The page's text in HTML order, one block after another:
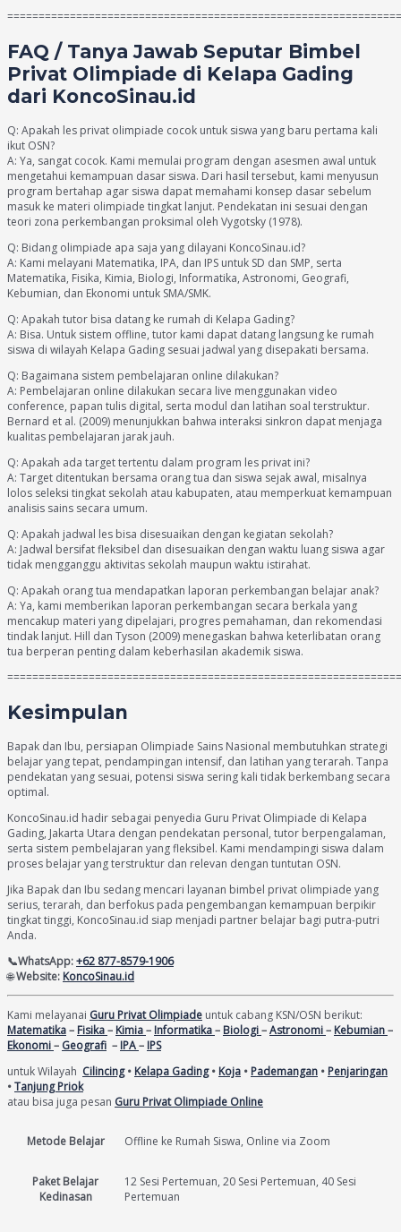
FAQ / Tanya Jawab Seputar Bimbel
Privat Olimpiade di Kelapa Gading
dari KoncoSinau.id
Q: Apakah les privat olimpiade cocok untuk siswa yang baru pertama kali
ikut OSN?
A: Ya, sangat cocok. Kami memulai program dengan asesmen awal untuk
mengetahui kemampuan dasar siswa. Dari hasil tersebut, kami menyusun
program bertahap agar siswa dapat memahami konsep dasar sebelum
masuk ke materi olimpiade tingkat lanjut. Pendekatan ini sesuai dengan
teori zona perkembangan proksimal oleh Vygotsky (1978).
Q: Bidang olimpiade apa saja yang dilayani KoncoSinau.id?
A: Kami melayani Matematika, IPA, dan IPS untuk SD dan SMP, serta
Matematika, Fisika, Kimia, Biologi, Informatika, Astronomi, Geografi,
Kebumian, dan Ekonomi untuk SMA/SMK.
Q: Apakah tutor bisa datang ke rumah di Kelapa Gading?
A: Bisa. Untuk sistem offline, tutor kami dapat datang langsung ke rumah
siswa di wilayah Kelapa Gading sesuai jadwal yang disepakati bersama.
Q: Bagaimana sistem pembelajaran online dilakukan?
A: Pembelajaran online dilakukan secara live menggunakan video
conference, papan tulis digital, serta modul dan latihan soal terstruktur.
Bernard et al. (2009) menunjukkan bahwa interaksi sinkron dapat menjaga
kualitas pembelajaran jarak jauh.
Q: Apakah ada target tertentu dalam program les privat ini?
A: Target ditentukan bersama orang tua dan siswa sejak awal, misalnya
lolos seleksi tingkat sekolah atau kabupaten, atau memperkuat kemampuan
analisis sains secara umum.
Q: Apakah jadwal les bisa disesuaikan dengan kegiatan sekolah?
A: Jadwal bersifat fleksibel dan disesuaikan dengan waktu luang siswa agar
tidak mengganggu aktivitas sekolah maupun waktu istirahat.
Q: Apakah orang tua mendapatkan laporan perkembangan belajar anak?
A: Ya, kami memberikan laporan perkembangan secara berkala yang
mencakup materi yang dipelajari, progres pemahaman, dan rekomendasi
tindak lanjut. Hill dan Tyson (2009) menegaskan bahwa keterlibatan orang
tua berperan penting dalam keberhasilan akademik siswa.
Kesimpulan
Bapak dan Ibu, persiapan Olimpiade Sains Nasional membutuhkan strategi
belajar yang tepat, pendampingan intensif, dan latihan yang terarah. Tanpa
pendekatan yang sesuai, potensi siswa sering kali tidak berkembang secara
optimal.
KoncoSinau.id hadir sebagai penyedia Guru Privat Olimpiade di Kelapa
Gading, Jakarta Utara dengan pendekatan personal, tutor berpengalaman,
serta sistem pembelajaran yang fleksibel. Kami mendampingi siswa dalam
proses belajar yang terstruktur dan relevan dengan tuntutan OSN.
Jika Bapak dan Ibu sedang mencari layanan bimbel privat olimpiade yang
serius, terarah, dan berfokus pada pengembangan kemampuan berpikir
tingkat tinggi, KoncoSinau.id siap menjadi partner belajar bagi putra-putri
Anda.
📞WhatsApp:+62 877-8579-1906
🌐Website: KoncoSinau.id
Kami melayanai Guru Privat Olimpiade untuk cabang KSN/OSN berikut:
Matematika– Fisika– Kimia– Informatika– Biologi–Astronomi– Kebumian–
Ekonomi– Geografi – IPA– IPS
untuk Wilayah Cilincing• Kelapa Gading• Koja • Pademangan • Penjaringan
•Tanjung Priok
atau bisa juga pesan Guru Privat Olimpiade Online
Metode Belajar Offline ke Rumah Siswa, Online via Zoom
Paket Belajar
Kedinasan
12 Sesi Pertemuan, 20 Sesi Pertemuan, 40 Sesi
Pertemuan